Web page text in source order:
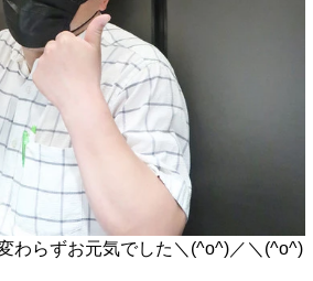
わらずお元気でした＼(^o^)／＼(^o^)